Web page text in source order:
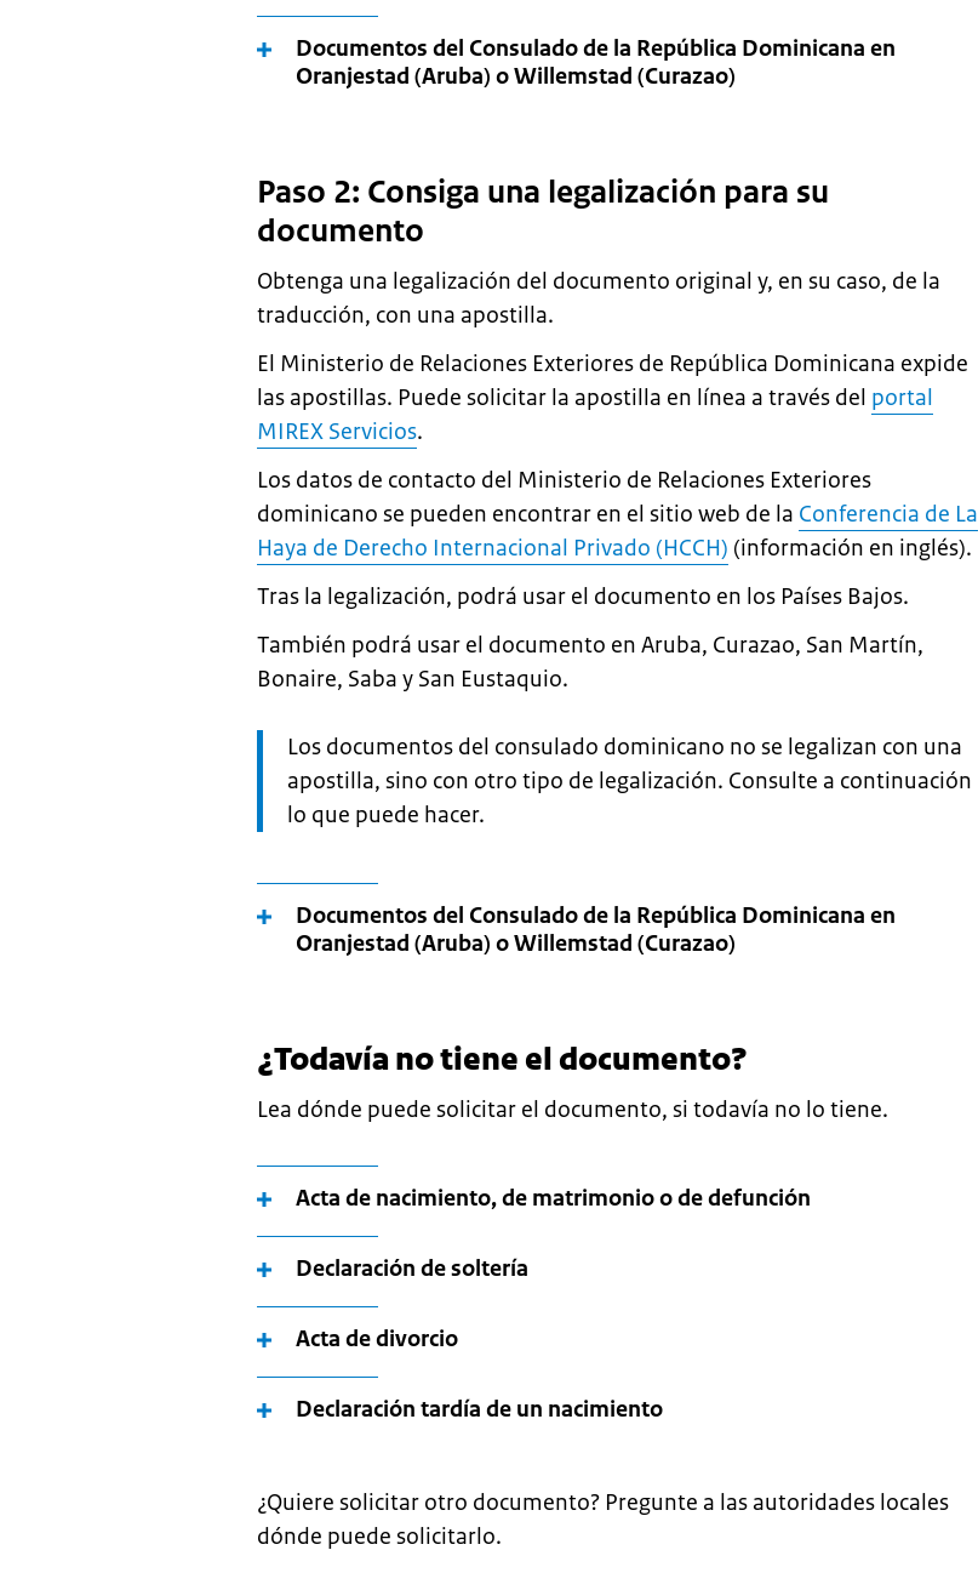
Documentos del Consulado de la República Dominicana en
Oranjestad (Aruba) o Willemstad (Curazao)
Paso 2: Consiga una legalización para su
documento
Obtenga una legalización del documento original y, en su caso, de la
traducción, con una apostilla.
El Ministerio de Relaciones Exteriores de República Dominicana expide
las apostillas. Puede solicitar la apostilla en línea a través del portal
MIREX Servicios.
Los datos de contacto del Ministerio de Relaciones Exteriores
dominicano se pueden encontrar en el sitio web de la Conferencia de La
Haya de Derecho Internacional Privado (HCCH) (información en inglés).
Tras la legalización, podrá usar el documento en los Países Bajos.
También podrá usar el documento en Aruba, Curazao, San Martín,
Bonaire, Saba y San Eustaquio.
Let
op:
Los documentos del consulado dominicano no se legalizan con una
apostilla, sino con otro tipo de legalización. Consulte a continuación
lo que puede hacer.
Documentos del Consulado de la República Dominicana en
Oranjestad (Aruba) o Willemstad (Curazao)
¿Todavía no tiene el documento?
Lea dónde puede solicitar el documento, si todavía no lo tiene.
Acta de nacimiento, de matrimonio o de defunción
Declaración de soltería
Acta de divorcio
Declaración tardía de un nacimiento
¿Quiere solicitar otro documento? Pregunte a las autoridades locales
dónde puede solicitarlo.